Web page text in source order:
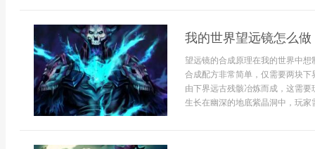
我的世界望远镜怎么
望远镜的合成原理在我的世界中
合成配方非常简单，仅需要两块
由下界远古残骸冶炼而成，这需
生长在幽深的地底紫晶洞中，玩